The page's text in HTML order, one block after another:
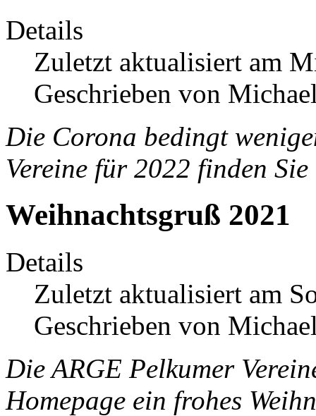
Details
Zuletzt aktualisiert am
Geschrieben von
Die Corona bedingt
Vereine für 2022 finden
Weihnachtsgruß 2021
Details
Zuletzt aktualisiert am
Geschrieben von
Die ARGE Pelkumer
Homepage ein frohes